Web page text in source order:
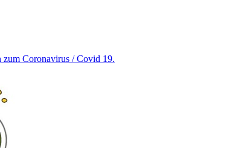
Coronavirus / Covid 19.